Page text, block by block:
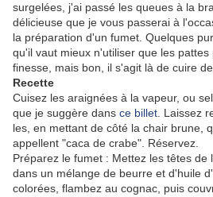
surgelées, j'ai passé les queues à la
délicieuse que je vous passerai à
la préparation d'un fumet. Quelques
qu'il vaut mieux n'utiliser que les
finesse, mais bon, il s'agit là de cuire
Recette
Cuisez les araignées à la vapeur, ou
que je suggère dans ce billet . Laissez
les, en mettant de côté la chair brune,
appellent "caca de crabe". Réservez.
Préparez le fumet : Mettez les têtes de
dans un mélange de beurre et d'huile
colorées, flambez au cognac, puis